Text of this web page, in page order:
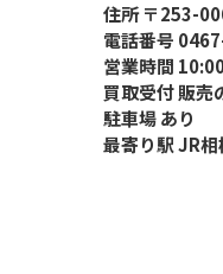
住所 〒253-
電話番号
営業時間
買取受付 販売
駐車場 あり
最寄り駅 JR